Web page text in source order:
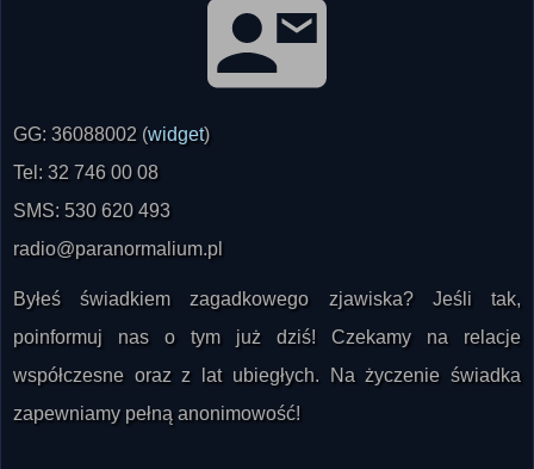
)
Tel: 32 746 00 08
SMS: 530 620 493
radio@paranormalium.pl
Byłeś świadkiem zagadkowego zjawiska? Jeśli tak,
poinformuj nas o tym już dziś! Czekamy na relacje
współczesne oraz z lat ubiegłych. Na życzenie świadka
zapewniamy pełną anonimowość!